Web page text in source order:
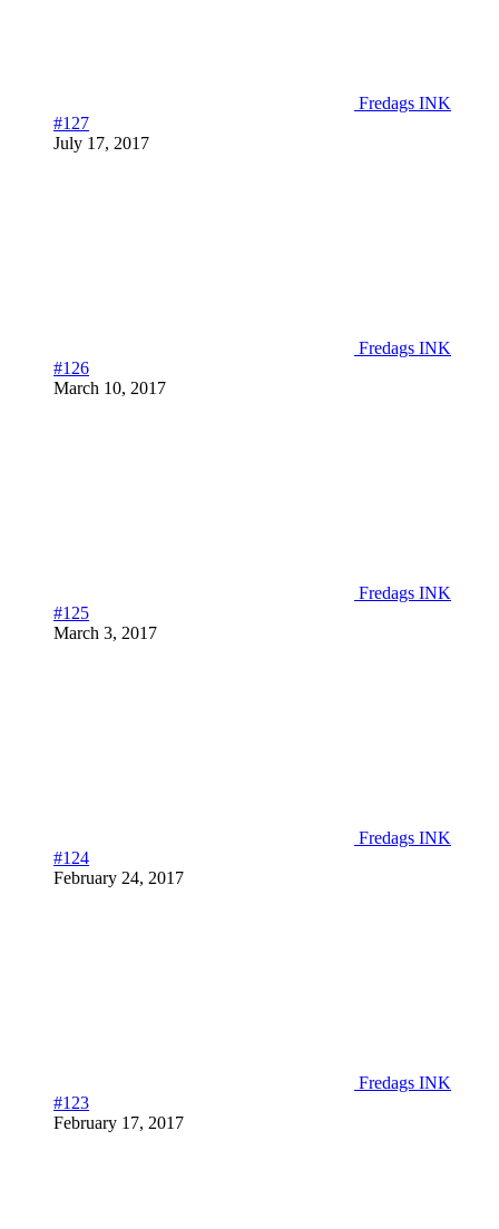
Fredags INK
#127
July 17, 2017
Fredags INK
#126
March 10, 2017
Fredags INK
#125
March 3, 2017
Fredags INK
#124
February 24, 2017
Fredags INK
#123
February 17, 2017